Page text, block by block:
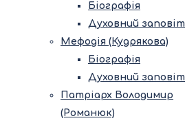
Біографія
Духовний заповіт
Мефодія (Кудрякова)
Біографія
Духовний заповіт
Патріарх Володимир
(Романюк)